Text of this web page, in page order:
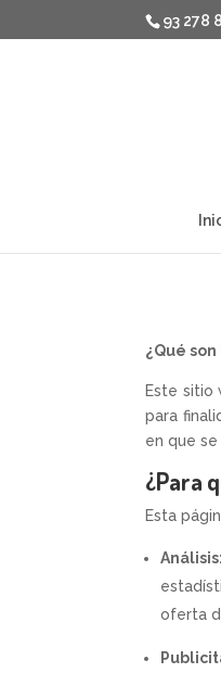
93 278
¿Qué
Este sitio
para
en que
¿Para
Esta
oferta